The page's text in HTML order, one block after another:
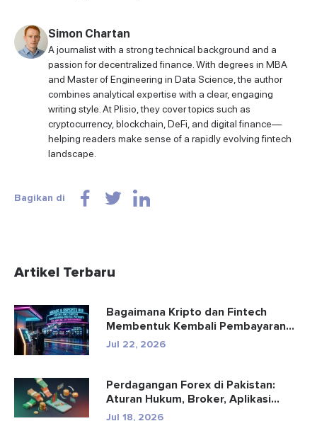
Simon Chartan
A journalist with a strong technical background and a
passion for decentralized finance. With degrees in MBA
and Master of Engineering in Data Science, the author
combines analytical expertise with a clear, engaging
writing style. At Plisio, they cover topics such as
cryptocurrency, blockchain, DeFi, and digital finance—
helping readers make sense of a rapidly evolving fintech
landscape.
Bagikan di
Artikel Terbaru
Bagaimana Kripto dan Fintech
Membentuk Kembali Pembayaran
dan Hibu...
Jul 22, 2026
Perdagangan Forex di Pakistan:
Aturan Hukum, Broker, Aplikasi
Perd...
Jul 18, 2026